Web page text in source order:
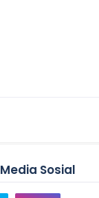
Media Sosial